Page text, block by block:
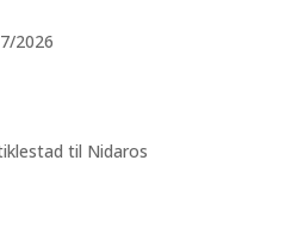
2026
til Nidaros